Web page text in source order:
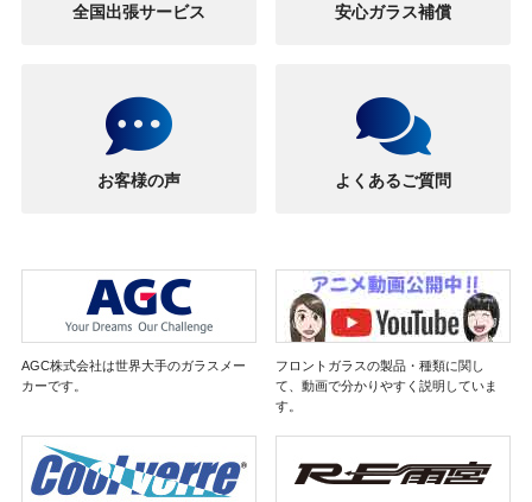
全国出張サービス 安心ガラス補償
お客様の声 よくあるご質問
AGC株式会社は世界大手のガラスメー
カーです。
フロントガラスの製品・種類に関し
て、動画で分かりやすく説明していま
す。